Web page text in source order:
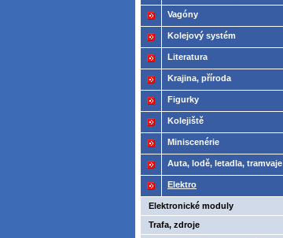
Vagóny
Kolejový systém
Literatura
Krajina, příroda
Figurky
Kolejiště
Miniscenérie
Auta, lodě, letadla, tramvaje
Elektro
Elektronické moduly
Trafa, zdroje